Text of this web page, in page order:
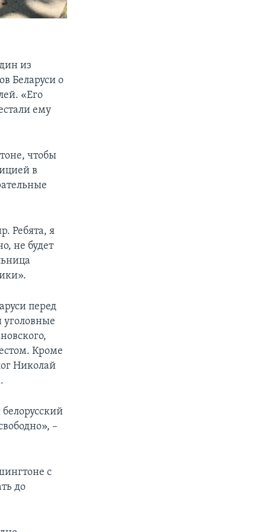
из
Беларуси о
«Его
ему
чтобы
в
Ребята, я
не будет
перед
Кроме
Николай
–
с
до